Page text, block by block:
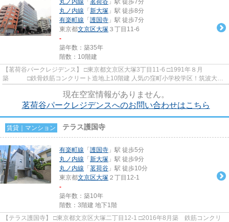
丸ノ内線 「 茗荷谷 」駅 徒歩7分
丸ノ内線 「 新大塚 」駅 徒歩8分
有楽町線 「 護国寺 」駅 徒歩7分
東京都文京区大塚 ３丁目11-6
-
築年数：築35年
階数：10階建
【茗荷谷パークレジデンス】 □東京都文京区大塚3丁目11-6 □1991年８月
築 □鉄骨鉄筋コンクリート造地上10階建 人気の窪町小学校学区！筑波大付
現在空室情報がありません。
茗荷谷パークレジデンスへのお問い合わせはこちら
賃貸｜マンション テラス護国寺
有楽町線 「 護国寺 」駅 徒歩5分
丸ノ内線 「 新大塚 」駅 徒歩9分
丸ノ内線 「 茗荷谷 」駅 徒歩10分
東京都文京区大塚 ２丁目12-1
-
築年数：築10年
階数：3階建 地下1階
【テラス護国寺】 □東京都文京区大塚二丁目12-1 □2016年8月築 鉄筋コンクリ